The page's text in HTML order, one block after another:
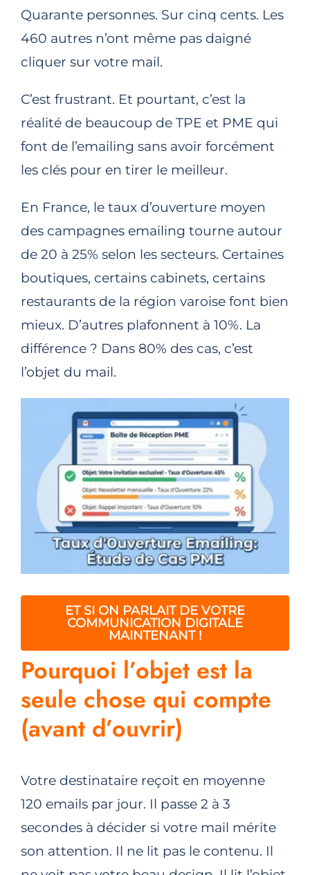
Quarante personnes. Sur cinq cents. Les
460 autres n’ont même pas daigné
cliquer sur votre mail.
C’est frustrant. Et pourtant, c’est la
réalité de beaucoup de TPE et PME qui
font de l’emailing sans avoir forcément
les clés pour en tirer le meilleur.
En France, le taux d’ouverture moyen
des campagnes emailing tourne autour
de 20 à 25% selon les secteurs. Certaines
boutiques, certains cabinets, certains
restaurants de la région varoise font bien
mieux. D’autres plafonnent à 10%. La
différence ? Dans 80% des cas, c’est
l’objet du mail.
ET SI ON PARLAIT DE VOTRE
COMMUNICATION DIGITALE
MAINTENANT !
Pourquoi l’objet est la
seule chose qui compte
(avant d’ouvrir)
Votre destinataire reçoit en moyenne
120 emails par jour. Il passe 2 à 3
secondes à décider si votre mail mérite
son attention. Il ne lit pas le contenu. Il